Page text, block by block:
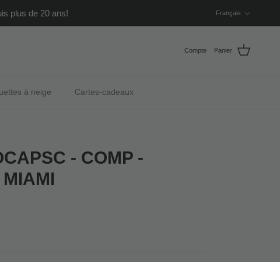
plus de 20 ans!
Français
Compte Panier
à neige Cartes-cadeaux
- COMP -